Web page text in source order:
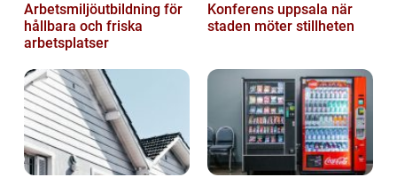
Arbetsmiljöutbildning för
hållbara och friska
arbetsplatser
Konferens uppsala när
staden möter stillheten